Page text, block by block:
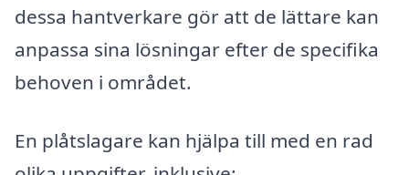
dessa hantverkare gör att de lättare kan
anpassa sina lösningar efter de specifika
behoven i området.
En plåtslagare kan hjälpa till med en rad